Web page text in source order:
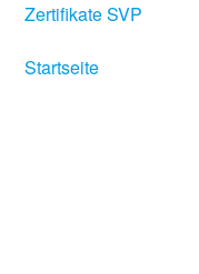
Zertifikate SVP
Startseite